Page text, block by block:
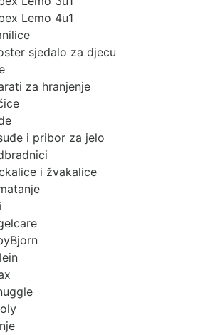
Lemo 4u1
sjedalo za djecu
za hranjenje
i pribor za jelo
i žvakalice